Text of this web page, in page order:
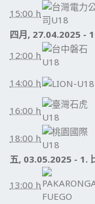
15:00 h
四月, 27.04.2025 -
12:00 h
14:00 h
16:00 h
18:00 h
五, 03.05.2025 - 1.
13:00 h